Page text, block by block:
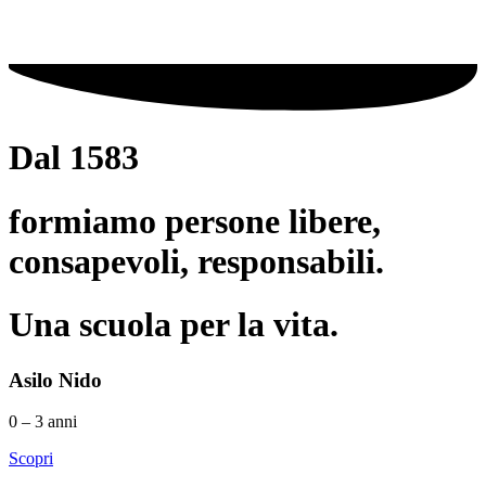
Dal 1583
formiamo persone libere,
consapevoli, responsabili.
Una scuola per la vita.
Asilo Nido
0 – 3 anni
Scopri